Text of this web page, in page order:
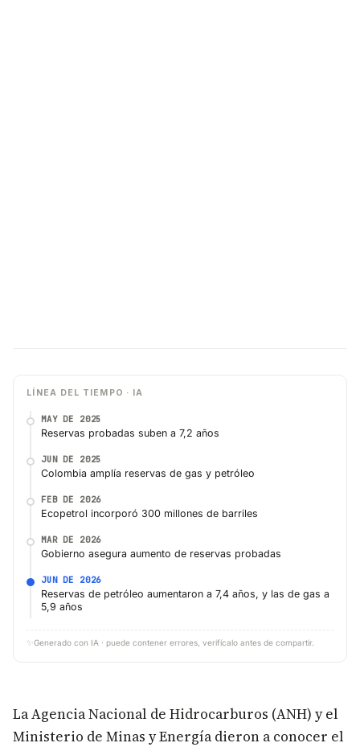
LÍNEA DEL TIEMPO · IA
MAY DE 2025
Reservas probadas suben a 7,2 años
JUN DE 2025
Colombia amplía reservas de gas y petróleo
FEB DE 2026
Ecopetrol incorporó 300 millones de barriles
MAR DE 2026
Gobierno asegura aumento de reservas probadas
JUN DE 2026
Reservas de petróleo aumentaron a 7,4 años, y las de gas a
5,9 años
✨ Generado con IA · puede contener errores, verifícalo antes de compartir.
La Agencia Nacional de Hidrocarburos (ANH) y el
Ministerio de Minas y Energía dieron a conocer el